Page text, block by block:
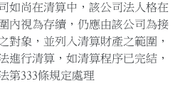
如尚在清算中，該公司法人格在
內視為存續，仍應由該公司為接
對象，並列入清算財產之範圍，
進行清算，如清算程序已完結，
第333條規定處理